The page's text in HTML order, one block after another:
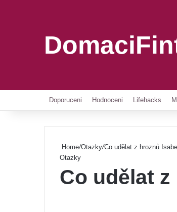
Doporuceni Hodnoceni Lifehacks
Home/Otazky/Co udělat z hroznů
Otazky
Co udělat